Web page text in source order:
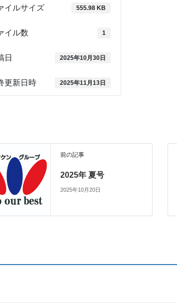
イルサイズ 555.98 KB
イル数 1
日 2025年10月30日
更新日時 2025年11月13日
前の記事
2025年 夏号
2025年10月20日